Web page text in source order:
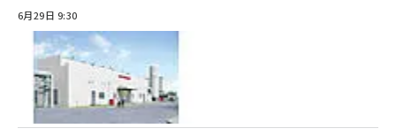
6月29日 9:30